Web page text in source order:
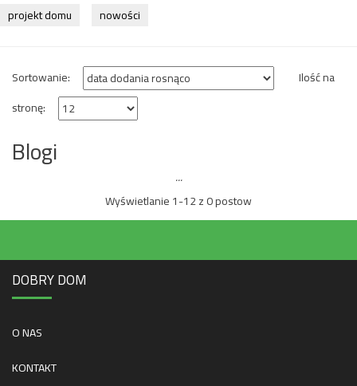
projekt domu
nowości
Sortowanie:
Ilość na
stronę:
Blogi
...
Wyświetlanie 1-12 z 0 postow
DOBRY DOM
O NAS
KONTAKT